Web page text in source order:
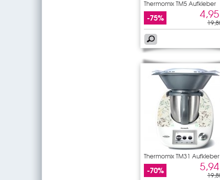
Thermomix TM5 Aufkleber
-75%
Thermomix TM31 Aufkleber
-70%